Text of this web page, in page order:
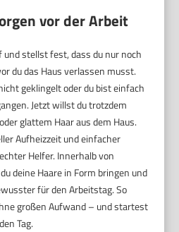
vor der Arbeit
und stellst fest, dass du nur noch
du das Haus verlassen musst.
geklingelt oder du bist einfach
Jetzt willst du trotzdem
glattem Haar aus dem Haus.
Aufheizzeit und einfacher
Helfer. Innerhalb von
deine Haare in Form bringen und
für den Arbeitstag. So
großen Aufwand – und startest
Tag.